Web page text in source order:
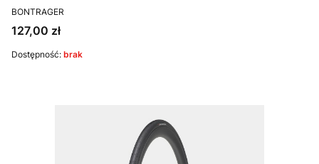
PRODUCENT
BONTRAGER
Cena
127,00 zł
Dostępność: brak